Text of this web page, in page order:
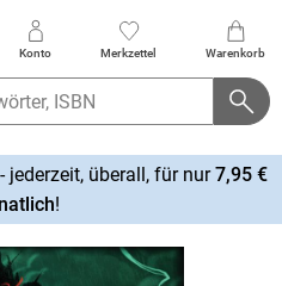
Konto Merkzettel Warenkorb
jederzeit, überall, für nur7,95 €
!